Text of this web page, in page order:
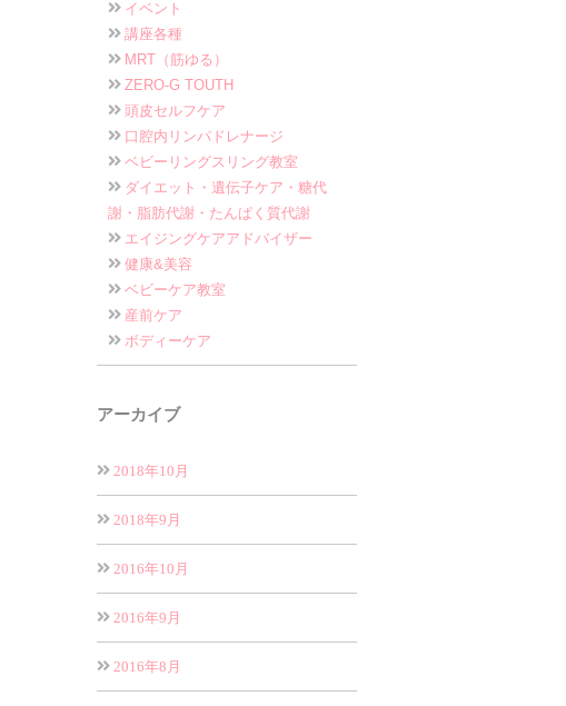
イベント
講座各種
MRT（筋ゆる）
ZERO-G TOUTH
頭皮セルフケア
口腔内リンパドレナージ
ベビーリングスリング教室
ダイエット・遺伝子ケア・糖代
謝・脂肪代謝・たんぱく質代謝
エイジングケアアドバイザー
健康&美容
ベビーケア教室
産前ケア
ボディーケア
アーカイブ
2018年10月
2018年9月
2016年10月
2016年9月
2016年8月